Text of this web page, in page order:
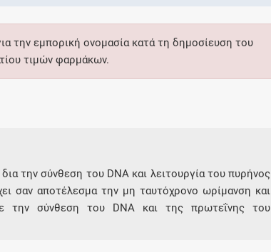
ενός φαρμάκου κατά τη διάρκεια της
εγκυμοσύνης ή του θηλασμού
επιπλέον παροχές των συνδρομητικών
προγραμμάτων
την εμπορική ονομασία κατά τη δημοσίευση του
τιμών φαρμάκων.
την σύνθεση του DNA και λειτουργία του πυρήνος
σαν αποτέλεσμα την μη ταυτόχρονο ωρίμανση και
την σύνθεση του DNA και της πρωτεΐνης του